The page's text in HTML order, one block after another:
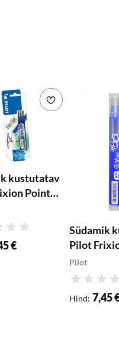
kustutatav
Point
3tk
€
Lisa soovikorvi
Südamik
Pilot
sinine 3tk
Pilot
Hinnang
Hind: 7,45